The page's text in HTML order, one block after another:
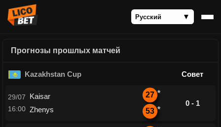
Прогнозы прошлых матчей
Kazakhstan Cup Совет
29/07
16:00
Kaisar
Zhenys
27 *
53 *
0 - 1